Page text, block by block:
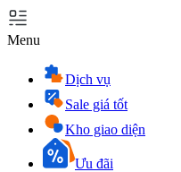
Menu
Dịch vụ
Sale giá tốt
Kho giao diện
Ưu đãi